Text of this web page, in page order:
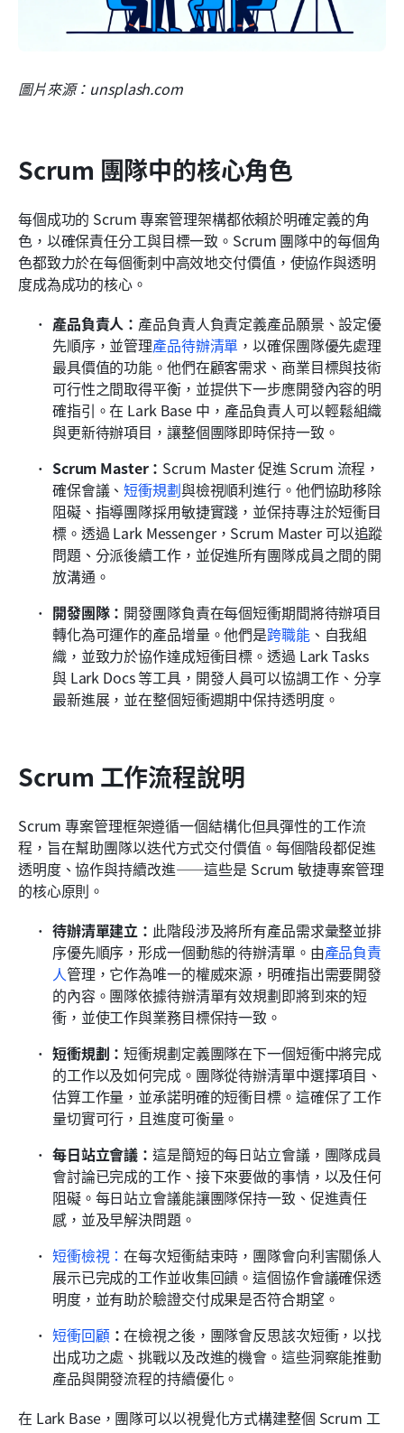
圖片來源：unsplash.com
Scrum 團隊中的核心角色
每個成功的 Scrum 專案管理架構都依賴於明確定義的角
色，以確保責任分工與目標一致。Scrum 團隊中的每個角
色都致力於在每個衝刺中高效地交付價值，使協作與透明
度成為成功的核心。
產品負責人： 產品負責人負責定義產品願景、設定優
先順序，並管理產品待辦清單 ，以確保團隊優先處理
最具價值的功能。他們在顧客需求、商業目標與技術
可行性之間取得平衡，並提供下一步應開發內容的明
確指引。在 Lark Base 中，產品負責人可以輕鬆組織
與更新待辦項目，讓整個團隊即時保持一致。
Scrum Master： Scrum Master 促進 Scrum 流程，
確保會議、短衝規劃與檢視順利進行。他們協助移除
阻礙、指導團隊採用敏捷實踐，並保持專注於短衝目
標。透過 Lark Messenger，Scrum Master 可以追蹤
問題、分派後續工作，並促進所有團隊成員之間的開
放溝通。
開發團隊： 開發團隊負責在每個短衝期間將待辦項目
轉化為可運作的產品增量。他們是跨職能、自我組
織，並致力於協作達成短衝目標。透過 Lark Tasks
與 Lark Docs 等工具，開發人員可以協調工作、分享
最新進展，並在整個短衝週期中保持透明度。
Scrum 工作流程說明
Scrum 專案管理框架遵循一個結構化但具彈性的工作流
程，旨在幫助團隊以迭代方式交付價值。每個階段都促進
透明度、協作與持續改進——這些是 Scrum 敏捷專案管理
的核心原則。
待辦清單建立： 此階段涉及將所有產品需求彙整並排
序優先順序，形成一個動態的待辦清單。由產品負責
人管理，它作為唯一的權威來源，明確指出需要開發
的內容。團隊依據待辦清單有效規劃即將到來的短
衝，並使工作與業務目標保持一致。
短衝規劃：短衝規劃定義團隊在下一個短衝中將完成
的工作以及如何完成。團隊從待辦清單中選擇項目、
估算工作量，並承諾明確的短衝目標。這確保了工作
量切實可行，且進度可衡量。
每日站立會議：這是簡短的每日站立會議，團隊成員
會討論已完成的工作、接下來要做的事情，以及任何
阻礙。每日站立會議能讓團隊保持一致、促進責任
感，並及早解決問題。
短衝檢視：在每次短衝結束時，團隊會向利害關係人
展示已完成的工作並收集回饋。這個協作會議確保透
明度，並有助於驗證交付成果是否符合期望。
短衝回顧：在檢視之後，團隊會反思該次短衝，以找
出成功之處、挑戰以及改進的機會。這些洞察能推動
產品與開發流程的持續優化。
在 Lark Base，團隊可以以視覺化方式構建整個 Scrum 工